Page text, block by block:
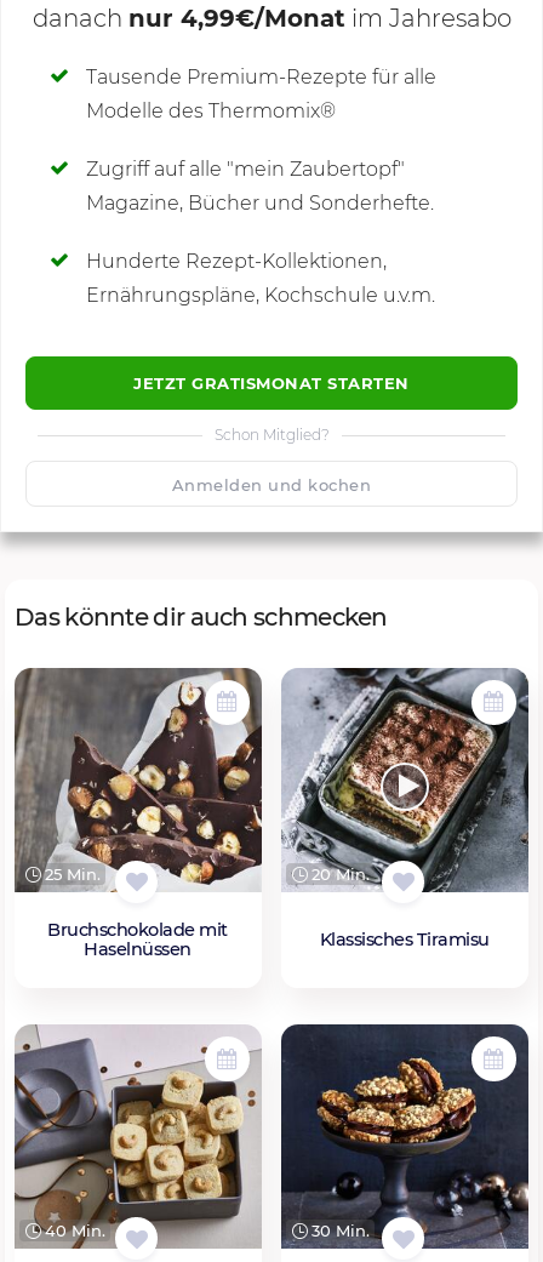
Deine Notizen
danach nur 4,99€/Monat im Jahresabo
Tausende Premium-Rezepte für alle
Modelle des Thermomix®
Zugriff auf alle "mein Zaubertopf"
Magazine, Bücher und Sonderhefte.
Hunderte Rezept-Kollektionen,
Ernährungspläne, Kochschule u.v.m.
JETZT GRATISMONAT STARTEN
Schon Mitglied?
Anmelden und kochen
Kommentare
🙂 Speichern
Das könnte dir auch schmecken
25 Min.
Bruchschokolade mit
Haselnüssen
20 Min.
Klassisches Tiramisu
40 Min. 30 Min.